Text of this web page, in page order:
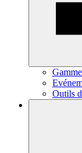
Outils